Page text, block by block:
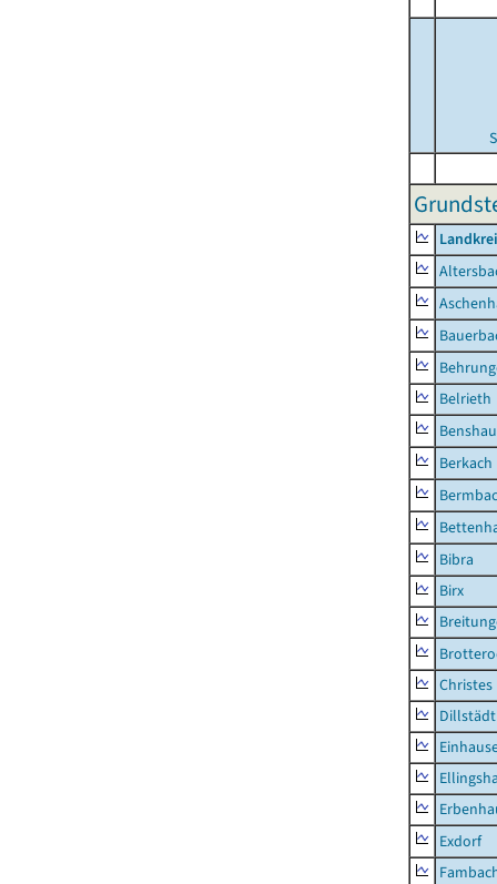
Belrieth
Berkach
Bibra
Birx
Christes
Dillstädt
Exdorf